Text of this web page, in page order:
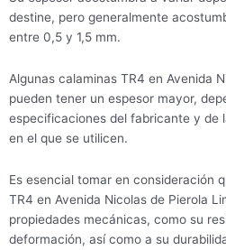
destine, pero generalmente
entre 0,5 y 1,5 mm.
Algunas calaminas TR4 en Avenida
pueden tener un espesor mayor,
especificaciones del fabricante y de
en el que se utilicen.
Es esencial tomar en consideración
TR4 en Avenida Nicolas de Pierola
propiedades mecánicas, como su
deformación, así como a su